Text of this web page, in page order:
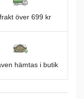
över 699 kr
hämtas i butik